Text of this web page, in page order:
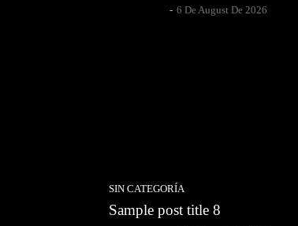
- 6 De August De 2026
SIN CATEGORÍA
Sample post title 8